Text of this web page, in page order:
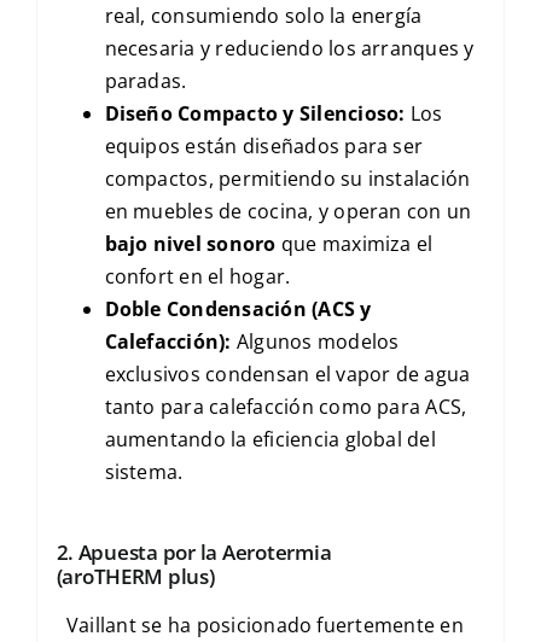
real, consumiendo solo la energía
necesaria y reduciendo los arranques y
paradas.
Diseño Compacto y Silencioso: Los
equipos están diseñados para ser
compactos, permitiendo su instalación
en muebles de cocina, y operan con un
bajo nivel sonoro que maximiza el
confort en el hogar.
Doble Condensación (ACS y
Calefacción): Algunos modelos
exclusivos condensan el vapor de agua
tanto para calefacción como paraACS,
aumentando la eficiencia global del
sistema.
2. Apuesta por la Aerotermia
(aroTHERM plus)
Vaillant se ha posicionado fuertemente en